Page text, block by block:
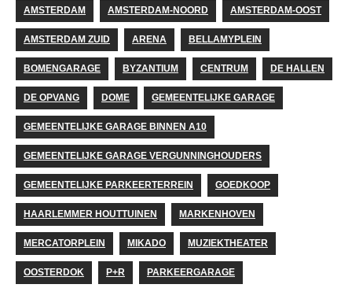
AMSTERDAM AMSTERDAM-NOORD AMSTERDAM-OOST
AMSTERDAM ZUID ARENA BELLAMYPLEIN
BOMENGARAGE BYZANTIUM CENTRUM DE HALLEN
DE OPVANG DOME GEMEENTELIJKE GARAGE
GEMEENTELIJKE GARAGE BINNEN A10
GEMEENTELIJKE GARAGE VERGUNNINGHOUDERS
GEMEENTELIJKE PARKEERTERREIN GOEDKOOP
HAARLEMMER HOUTTUINEN MARKENHOVEN
MERCATORPLEIN MIKADO MUZIEKTHEATER
OOSTERDOK P+R PARKEERGARAGE